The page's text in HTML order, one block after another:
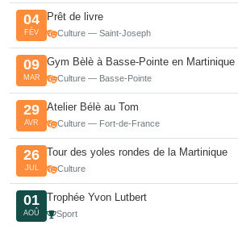
04
FÉV
Prêt de livre
Culture — Saint-Joseph
09
MAR
Gym Bèlè à Basse-Pointe en Martinique
Culture — Basse-Pointe
29
AVR
Atelier Bélè au Tom
Culture — Fort-de-France
26
JUL
Tour des yoles rondes de la Martinique
Culture
01
AOÛ
Trophée Yvon Lutbert
Sport